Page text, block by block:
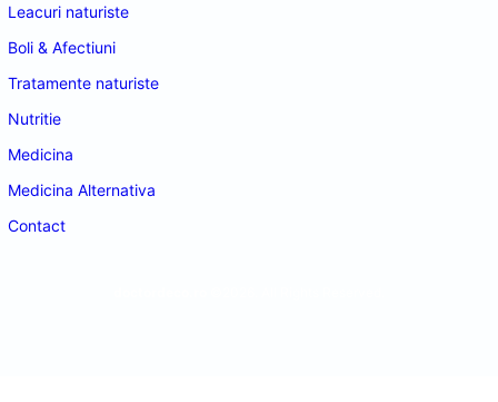
Leacuri naturiste
Boli & Afectiuni
Tratamente naturiste
Nutritie
Medicina
Medicina Alternativa
Contact